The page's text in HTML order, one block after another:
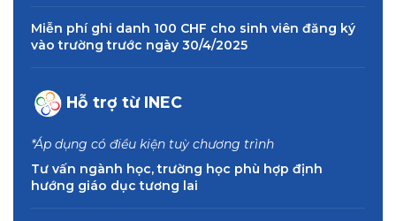
Miễn phí ghi danh 100 CHF cho sinh viên đăng ký
vào trường trước ngày 30/4/2025
Hỗ trợ từ INEC
*Áp dụng có điều kiện tuỳ chương trình
Tư vấn ngành học, trường học phù hợp định
hướng giáo dục tương lai